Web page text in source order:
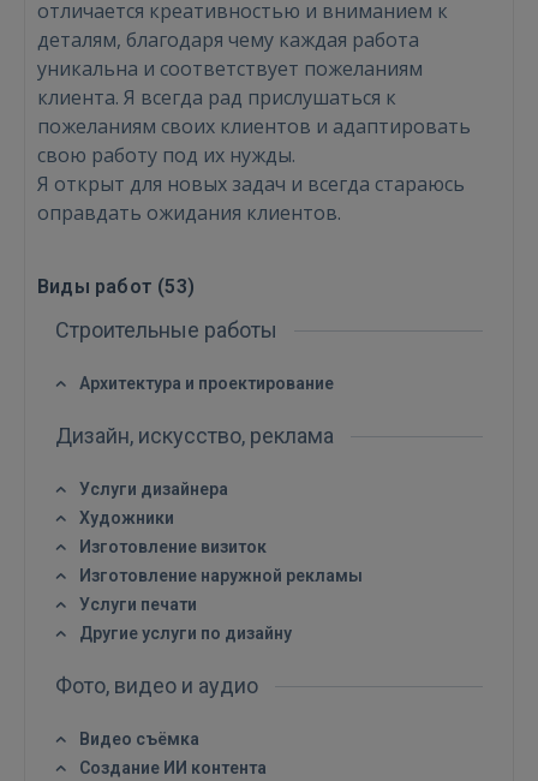
Войти
 Sign in with Apple
Ещё не зарегистрированы?
отличается креативностью и вниманием к
деталям, благодаря чему каждая работа
уникальна и соответствует пожеланиям
клиента. Я всегда рад прислушаться к
пожеланиям своих клиентов и адаптировать
свою работу под их нужды.
Я открыт для новых задач и всегда стараюсь
оправдать ожидания клиентов.
Виды работ (53)
Строительные работы
Архитектура и проектирование
Дизайн, искусство, реклама
Услуги дизайнера
Художники
Изготовление визиток
Изготовление наружной рекламы
Услуги печати
Другие услуги по дизайну
Фото, видео и аудио
Видео съёмка
Создание ИИ контента